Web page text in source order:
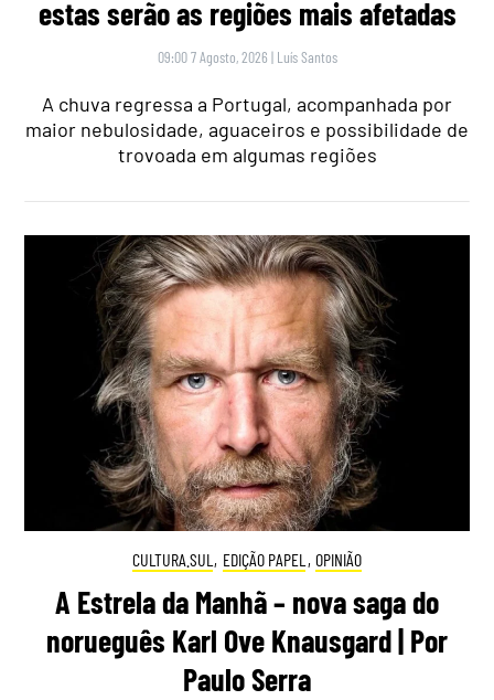
estas serão as regiões mais afetadas
09:00 7 Agosto, 2026 | Luís Santos
A chuva regressa a Portugal, acompanhada por
maior nebulosidade, aguaceiros e possibilidade de
trovoada em algumas regiões
CULTURA.SUL , EDIÇÃO PAPEL , OPINIÃO
A Estrela da Manhã – nova saga do
norueguês Karl Ove Knausgard | Por
Paulo Serra